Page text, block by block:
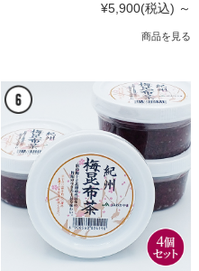
¥5,900(税込) ～
商品を見る